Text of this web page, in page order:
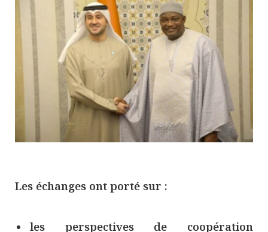
Les échanges ont porté sur :
les perspectives de coopération